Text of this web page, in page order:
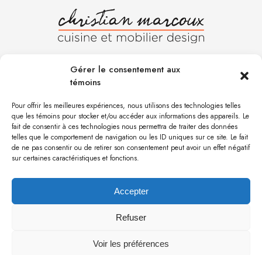
Gérer le consentement aux
témoins
Pour offrir les meilleures expériences, nous utilisons des technologies telles
que les témoins pour stocker et/ou accéder aux informations des appareils. Le
fait de consentir à ces technologies nous permettra de traiter des données
telles que le comportement de navigation ou les ID uniques sur ce site. Le fait
de ne pas consentir ou de retirer son consentement peut avoir un effet négatif
sur certaines caractéristiques et fonctions.
Accepter
Refuser
Voir les préférences
L’Ancienne-Lorette
Qc G2G1H1
T 418 977.9995
BEAUCE
Saint-Isidore
Qc G0S 2S0
T 418 882.0404
Nous joindre